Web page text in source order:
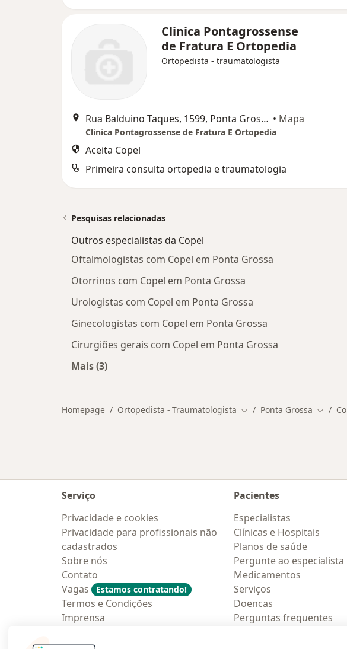
Clinica Pontagrossense
de Fratura E Ortopedia
Ortopedista - traumatologista
Rua Balduino Taques, 1599, Ponta Grossa • Mapa
Clinica Pontagrossense de Fratura E Ortopedia
Aceita Copel
Primeira consulta ortopedia e traumatologia
Pesquisas relacionadas
Outros especialistas da Copel
Oftalmologistas com Copel em Ponta Grossa
Otorrinos com Copel em Ponta Grossa
Urologistas com Copel em Ponta Grossa
Ginecologistas com Copel em Ponta Grossa
Cirurgiões gerais com Copel em Ponta Grossa
Mais (3)
Homepage Ortopedista - Traumatologista Mudar de cidade
Ponta Grossa Mudar
Serviço
Privacidade e cookies
Privacidade para profissionais não
cadastrados
Sobre nós
Contato
Vagas
Estamos contratando!
Termos e Condições
Imprensa
Pacientes
Especialistas
Clínicas e Hospitais
Planos de saúde
Pergunte ao especialista
Medicamentos
Serviços
Doencas
Perguntas frequentes